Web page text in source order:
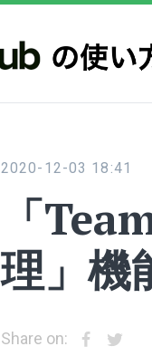
2020-12-03 18:41
「
理」機
Share on: